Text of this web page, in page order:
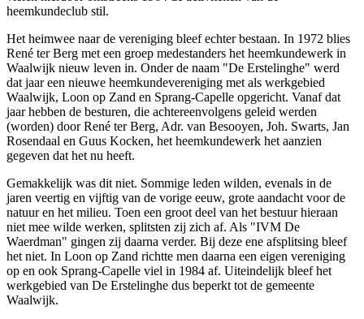
heemkundeclub stil.
Het heimwee naar de vereniging bleef echter bestaan. In 1972 blies
René ter Berg met een groep medestanders het heemkundewerk in
Waalwijk nieuw leven in. Onder de naam "De Erstelinghe" werd
dat jaar een nieuwe heemkundevereniging met als werkgebied
Waalwijk, Loon op Zand en Sprang-Capelle opgericht. Vanaf dat
jaar hebben de besturen, die achtereenvolgens geleid werden
(worden) door René ter Berg, Adr. van Besooyen, Joh. Swarts, Jan
Rosendaal en Guus Kocken, het heemkundewerk het aanzien
gegeven dat het nu heeft.
Gemakkelijk was dit niet. Sommige leden wilden, evenals in de
jaren veertig en vijftig van de vorige eeuw, grote aandacht voor de
natuur en het milieu. Toen een groot deel van het bestuur hieraan
niet mee wilde werken, splitsten zij zich af. Als "IVM De
Waerdman" gingen zij daarna verder. Bij deze ene afsplitsing bleef
het niet. In Loon op Zand richtte men daarna een eigen vereniging
op en ook Sprang-Capelle viel in 1984 af. Uiteindelijk bleef het
werkgebied van De Erstelinghe dus beperkt tot de gemeente
Waalwijk.